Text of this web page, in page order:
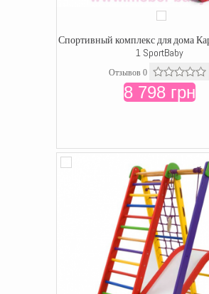
Спортивный комплекс для дома
1 SportBaby
Отзывов 0
8 798 грн